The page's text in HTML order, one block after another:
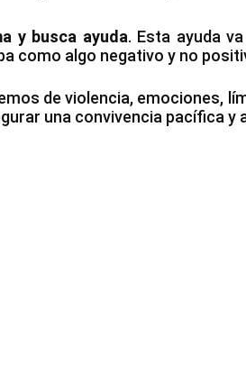
y busca ayuda. Esta ayuda
como algo negativo y no
de violencia, emociones,
una convivencia pacífica y